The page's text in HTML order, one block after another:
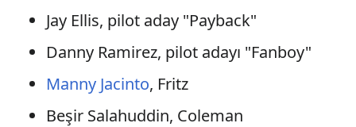
Jay Ellis, pilot aday "Payback"
Danny Ramirez, pilot adayı "Fanboy"
Manny Jacinto, Fritz
Beşir Salahuddin, Coleman